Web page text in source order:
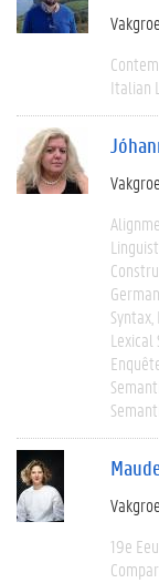
Italian
Syntax
Lexical
19e